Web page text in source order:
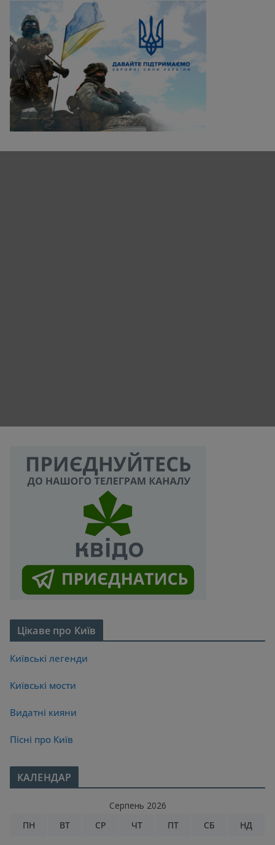
Цікаве про Київ
Київські легенди
Київські мости
Видатні кияни
Пісні про Київ
КАЛЕНДАР
Серпень 2026
ПН
ВТ СР ЧТ ПТ СБ НД